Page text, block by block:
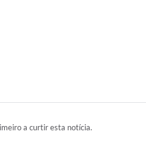
a curtir esta notícia.